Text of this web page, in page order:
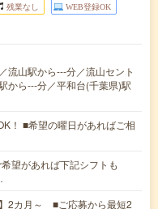
残業なし WEB登録OK
流山駅から---分／流山セント
から---分／平和台(千葉県)駅
！ ■希望の曜日があればご相
望があれば下記シフトも
2カ月～ ■ご応募から最短2